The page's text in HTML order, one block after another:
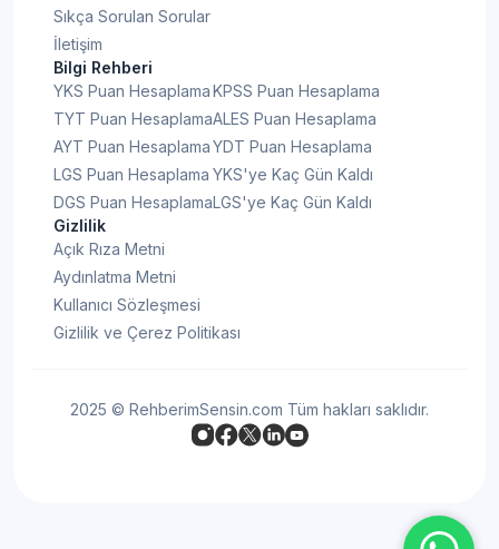
Sıkça Sorulan Sorular
İletişim
Bilgi Rehberi
YKS Puan Hesaplama
TYT Puan Hesaplama
AYT Puan Hesaplama
LGS Puan Hesaplama
DGS Puan Hesaplama
KPSS Puan Hesaplama
ALES Puan Hesaplama
YDT Puan Hesaplama
YKS'ye Kaç Gün Kaldı
LGS'ye Kaç Gün Kaldı
Gizlilik
Açık Rıza Metni
Aydınlatma Metni
Kullanıcı Sözleşmesi
Gizlilik ve Çerez Politikası
2025 © RehberimSensin.com Tüm hakları saklıdır.